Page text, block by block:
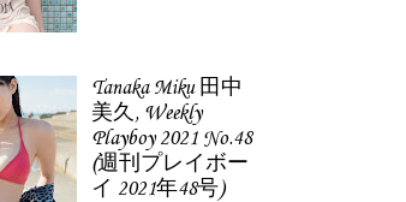
Tanaka Miku 田中
美久, Weekly
Playboy 2021 No.48
(週刊プレイボー
イ 2021年48号)